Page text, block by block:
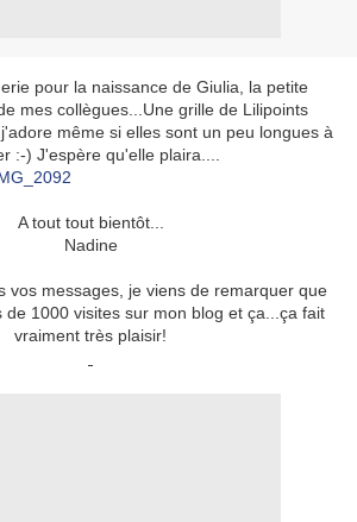
pour la naissance de Giulia, la petite
mes collègues...Une grille de Lilipoints
même si elles sont un peu longues à
:-) J'espère qu'elle plaira....
A tout tout bientôt...
Nadine
vos messages, je viens de remarquer que
de 1000 visites sur mon blog et ça...ça fait
vraiment très plaisir!